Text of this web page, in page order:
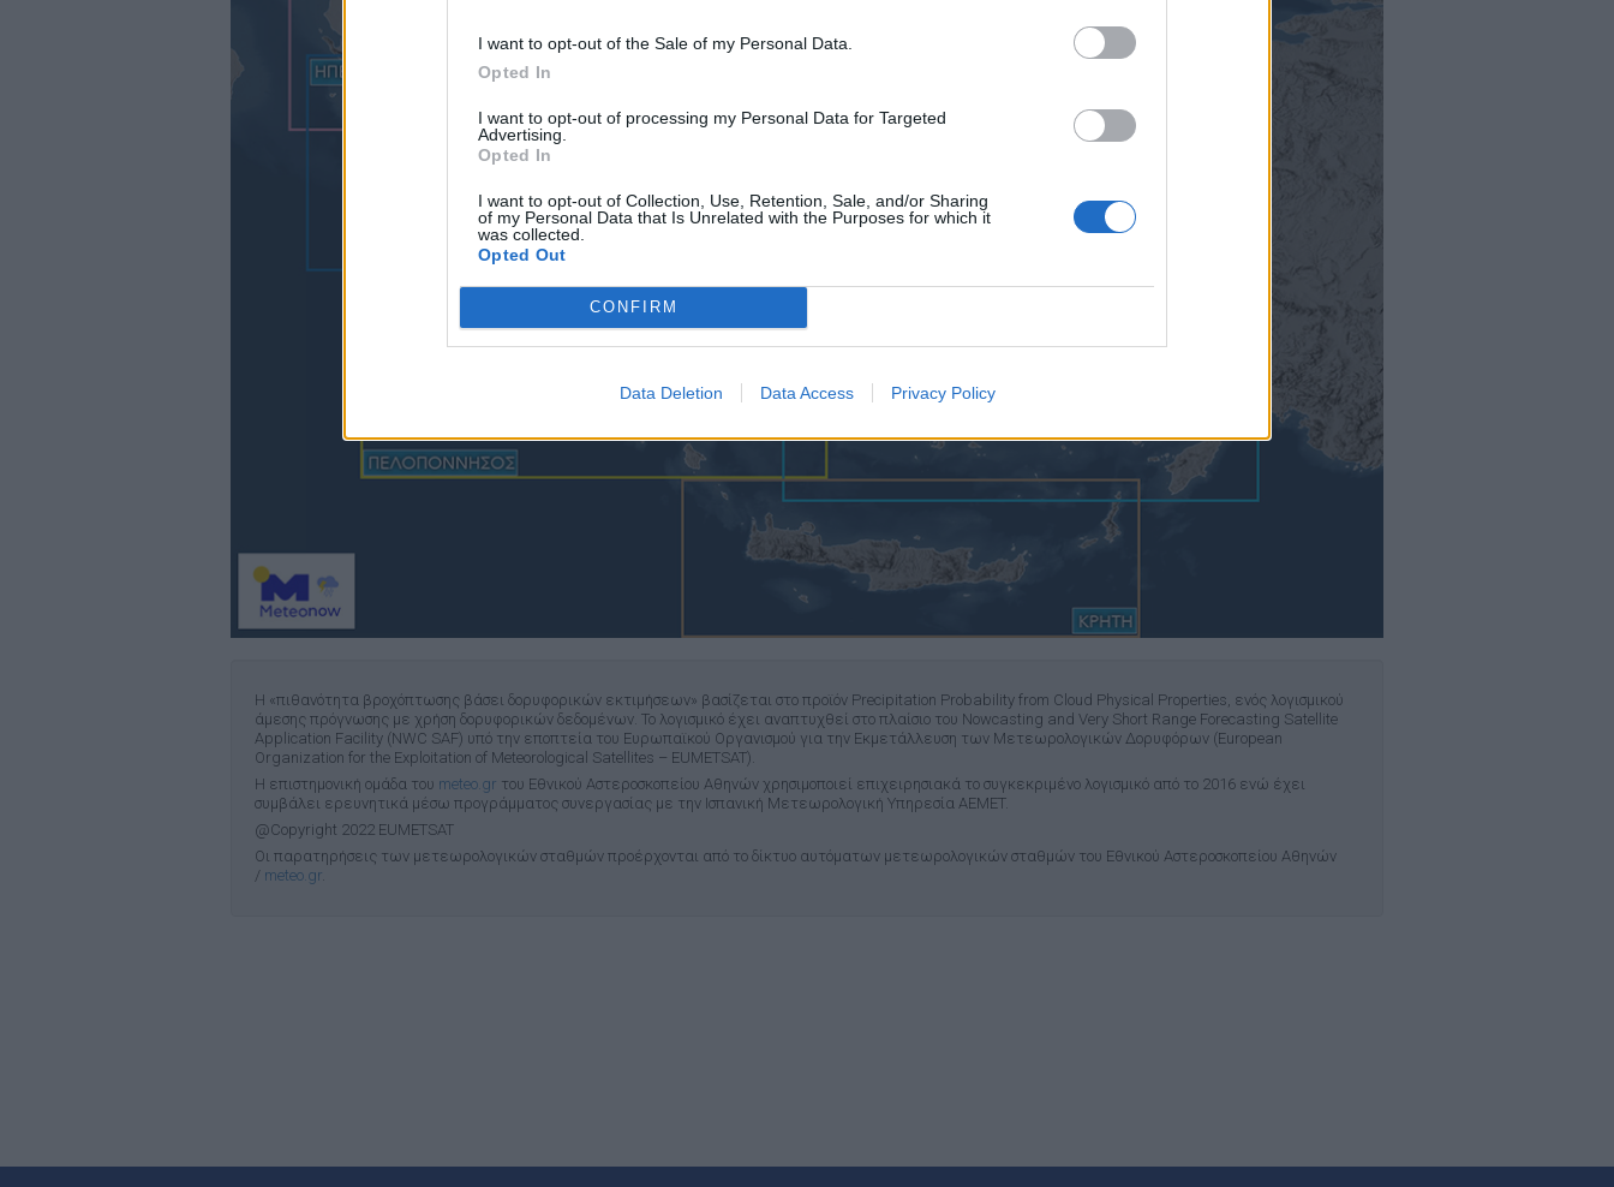
I want to opt-out of the Sale of my Personal Data.
Opted In
I want to opt-out of processing my Personal Data for Targeted
Advertising.
Opted In
I want to opt-out of Collection, Use, Retention, Sale, and/or Sharing
of my Personal Data that Is Unrelated with the Purposes for which it
was collected.
Opted Out
CONFIRM
Data Deletion Data Access Privacy Policy
Η «πιθανότητα βροχόπτωσης βάσει δορυφορικών εκτιμήσεων» βασίζεται στο προϊόν Precipitation Probability from Cloud Physical Properties, ενός λογισμικού
άμεσης πρόγνωσης με χρήση δορυφορικών δεδομένων. Το λογισμικό έχει αναπτυχθεί στο πλαίσιο του Nowcasting and Very Short Range Forecasting Satellite
Application Facility (NWC SAF) υπό την εποπτεία του Ευρωπαϊκού Οργανισμού για την Εκμετάλλευση των Μετεωρολογικών Δορυφόρων (European
Organization for the Exploitation of Meteorological Satellites – EUMETSAT).
Η επιστημονική ομάδα του meteo.gr του Εθνικού Αστεροσκοπείου Αθηνών χρησιμοποιεί επιχειρησιακά το συγκεκριμένο λογισμικό από το 2016 ενώ έχει
συμβάλει ερευνητικά μέσω προγράμματος συνεργασίας με την Ισπανική Μετεωρολογική Υπηρεσία AEMET.
@Copyright 2022 EUMETSAT
Οι παρατηρήσεις των μετεωρολογικών σταθμών προέρχονται από το δίκτυο αυτόματων μετεωρολογικών σταθμών του Εθνικού Αστεροσκοπείου Αθηνών
/ meteo.gr.